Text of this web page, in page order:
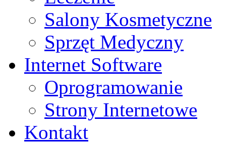
Salony Kosmetyczne
Sprzęt Medyczny
Internet Software
Oprogramowanie
Strony Internetowe
Kontakt